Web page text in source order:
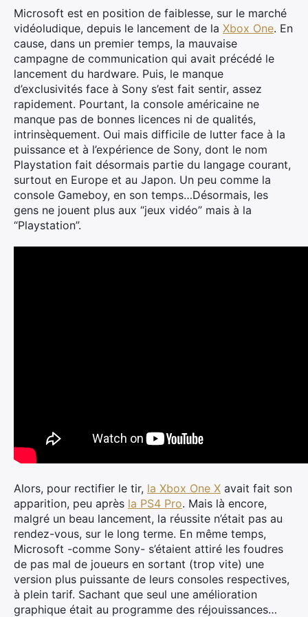
Microsoft est en position de faiblesse, sur le marché
vidéoludique, depuis le lancement de la Xbox One. En
cause, dans un premier temps, la mauvaise
campagne de communication qui avait précédé le
lancement du hardware. Puis, le manque
d’exclusivités face à Sony s’est fait sentir, assez
rapidement. Pourtant, la console américaine ne
manque pas de bonnes licences ni de qualités,
intrinsèquement. Oui mais difficile de lutter face à la
puissance et à l’expérience de Sony, dont le nom
Playstation fait désormais partie du langage courant,
surtout en Europe et au Japon. Un peu comme la
console Gameboy, en son temps…Désormais, les
gens ne jouent plus aux “jeux vidéo” mais à la
“Playstation”.
Alors, pour rectifier le tir, la Xbox One X avait fait son
apparition, peu après la PS4 Pro. Mais là encore,
malgré un beau lancement, la réussite n’était pas au
rendez-vous, sur le long terme. En même temps,
Microsoft -comme Sony- s’étaient attiré les foudres
de pas mal de joueurs en sortant (trop vite) une
version plus puissante de leurs consoles respectives,
à plein tarif. Sachant que seul une amélioration
graphique était au programme des réjouissances…